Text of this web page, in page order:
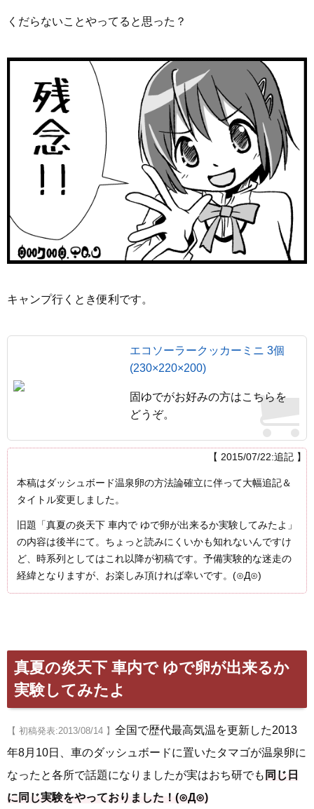
くだらないことやってると思った？
キャンプ行くとき便利です。
エコソーラークッカーミニ 3個
(230×220×200)
固ゆでがお好みの方はこちらを
どうぞ。
【 2015/07/22:追記 】
本稿はダッシュボード温泉卵の方法論確立に伴って大幅追記＆
タイトル変更しました。
旧題「真夏の炎天下 車内で ゆで卵が出来るか実験してみたよ」
の内容は後半にて。ちょっと読みにくいかも知れないんですけ
ど、時系列としてはこれ以降が初稿です。予備実験的な迷走の
経緯となりますが、お楽しみ頂ければ幸いです。(⊙Д⊙)
真夏の炎天下 車内で ゆで卵が出来るか
実験してみたよ
【 初稿発表:2013/08/14 】 全国で歴代最高気温を更新した2013
年8月10日、車のダッシュボードに置いたタマゴが温泉卵に
なったと各所で話題になりましたが実はおち研でも 同じ日
に同じ実験をやっておりました！(⊙Д⊙)